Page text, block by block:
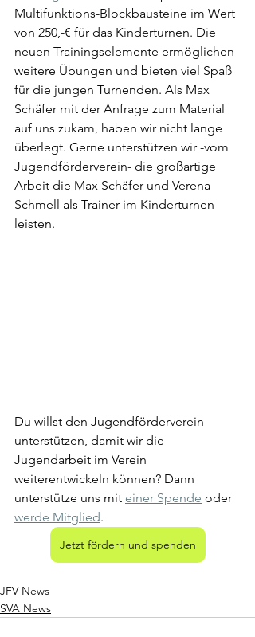
Multifunktions-Blockbausteine im Wert
von 250,-€ für das Kinderturnen. Die
neuen Trainingselemente ermöglichen
weitere Übungen und bieten viel Spaß
für die jungen Turnenden. Als Max
Schäfer mit der Anfrage zum Material
auf uns zukam, haben wir nicht lange
überlegt. Gerne unterstützen wir -vom
Jugendförderverein- die großartige
Arbeit die Max Schäfer und Verena
Schmell als Trainer im Kinderturnen
leisten.
Du willst den Jugendförderverein
unterstützen, damit wir die
Jugendarbeit im Verein
weiterentwickeln können? Dann
unterstütze uns mit einer Spende oder
werde Mitglied.
Jetzt fördern und spenden
JFV News
SVA News